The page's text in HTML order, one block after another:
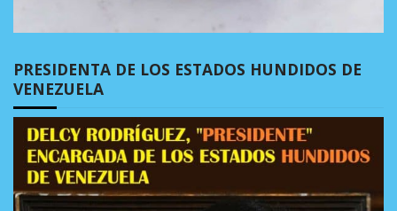
PRESIDENTA DE LOS ESTADOS HUNDIDOS DE
VENEZUELA